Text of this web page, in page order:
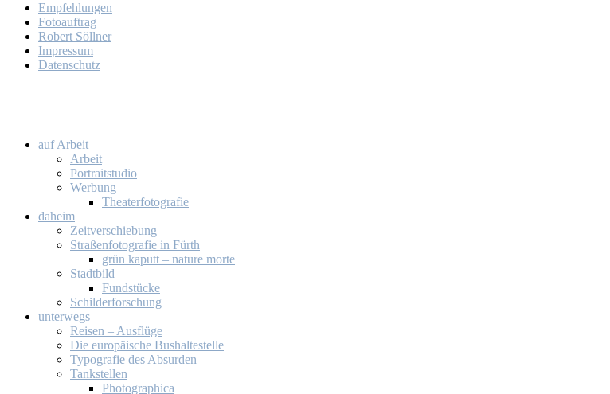
Emp­feh­lun­gen
Fo­to­auf­trag
Ro­bert Söll­ner
Im­pres­sum
Da­ten­schutz
auf Ar­beit
Ar­beit
Por­trait­stu­dio
Wer­bung
Thea­ter­fo­to­gra­fie
da­heim
Zeit­ver­schie­bung
Stra­ßen­fo­to­gra­fie in Fürth
grün ka­putt – na­tu­re mor­te
Stadt­bild
Fund­stü­cke
Schil­der­for­schung
un­ter­wegs
Rei­sen – Aus­flü­ge
Die eu­ro­päi­sche Bus­hal­te­stel­le
Ty­po­gra­fie des Ab­sur­den
Tank­stel­len
Pho­to­gra­phi­ca